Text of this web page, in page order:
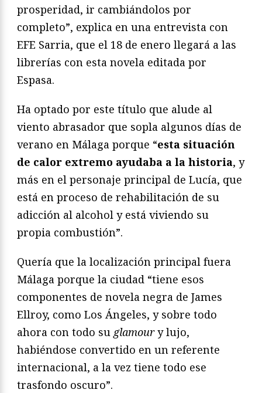
prosperidad, ir cambiándolos por
completo”, explica en una entrevista con
EFE Sarria, que el 18 de enero llegará a las
librerías con esta novela editada por
Espasa.
Ha optado por este título que alude al
viento abrasador que sopla algunos días de
verano en Málaga porque “esta situación
de calor extremo ayudaba a la historia, y
más en el personaje principal de Lucía, que
está en proceso de rehabilitación de su
adicción al alcohol y está viviendo su
propia combustión”.
Quería que la localización principal fuera
Málaga porque la ciudad “tiene esos
componentes de novela negra de James
Ellroy, como Los Ángeles, y sobre todo
ahora con todo su glamoury lujo,
habiéndose convertido en un referente
internacional, a la vez tiene todo ese
trasfondo oscuro”.